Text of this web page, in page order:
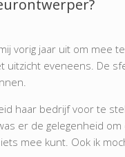
vorig jaar uit om mee
uitzicht eveneens. De
haar bedrijf voor te
er de gelegenheid
mee kunt. Ook ik